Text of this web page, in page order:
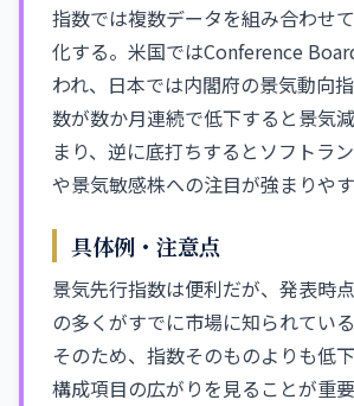
指数では複数データを組み合わせ
化する。米国ではConference
われ、日本では内閣府の景気動向
数が数か月連続で低下すると景気
まり、逆に底打ちするとソフトラ
や景気敏感株への注目が強まりやす
具体例・注意点
景気先行指数は便利だが、発表時
の多くがすでに市場に知られてい
そのため、指数そのものよりも低
構成項目の広がりを見ることが重